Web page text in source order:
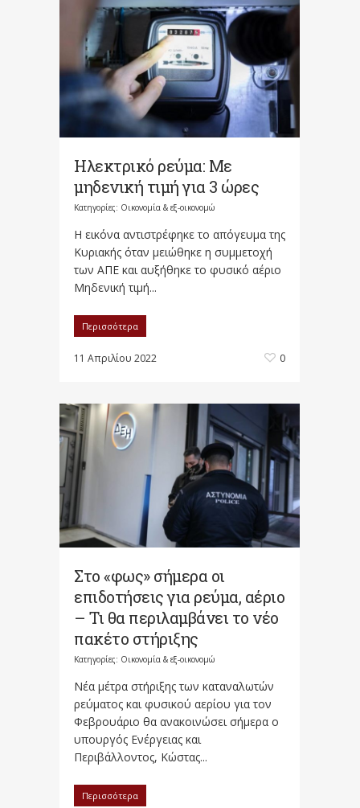
Ηλεκτρικό ρεύμα: Με
μηδενική τιμή για 3 ώρες
Κατηγορίες: Οικονομία & εξ-οικονομώ
Η εικόνα αντιστρέφηκε το απόγευμα της
Κυριακής όταν μειώθηκε η συμμετοχή
των ΑΠΕ και αυξήθηκε το φυσικό αέριο
Μηδενική τιμή...
Περισσότερα
11 Απριλίου 2022 0
Στο «φως» σήμερα οι
επιδοτήσεις για ρεύμα, αέριο
– Τι θα περιλαμβάνει το νέο
πακέτο στήριξης
Κατηγορίες: Οικονομία & εξ-οικονομώ
Νέα μέτρα στήριξης των καταναλωτών
ρεύματος και φυσικού αερίου για τον
Φεβρουάριο θα ανακοινώσει σήμερα ο
υπουργός Ενέργειας και
Περιβάλλοντος, Κώστας...
Περισσότερα